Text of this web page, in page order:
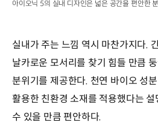
아이오닉 5의 실내 디자인은 넓은 공간을 편안한
실내가 주는 느낌 역시 마찬가지다.
날카로운 모서리를 찾기 힘들 만큼
분위기를 제공한다. 천연 바이오 성
활용한 친환경 소재를 적용했다는
수 있을 만큼 편안하다.